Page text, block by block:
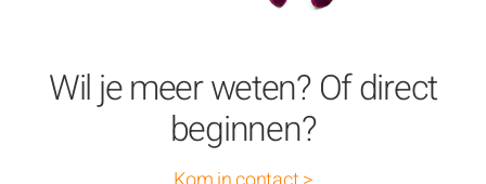
Wil je meer weten? Of direct
beginnen?